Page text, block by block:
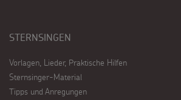
STERNSINGEN
Vorlagen, Lieder, Praktische Hilfen
Sternsinger-Material
Tipps und Anregungen